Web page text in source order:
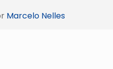
Marcelo Nelles